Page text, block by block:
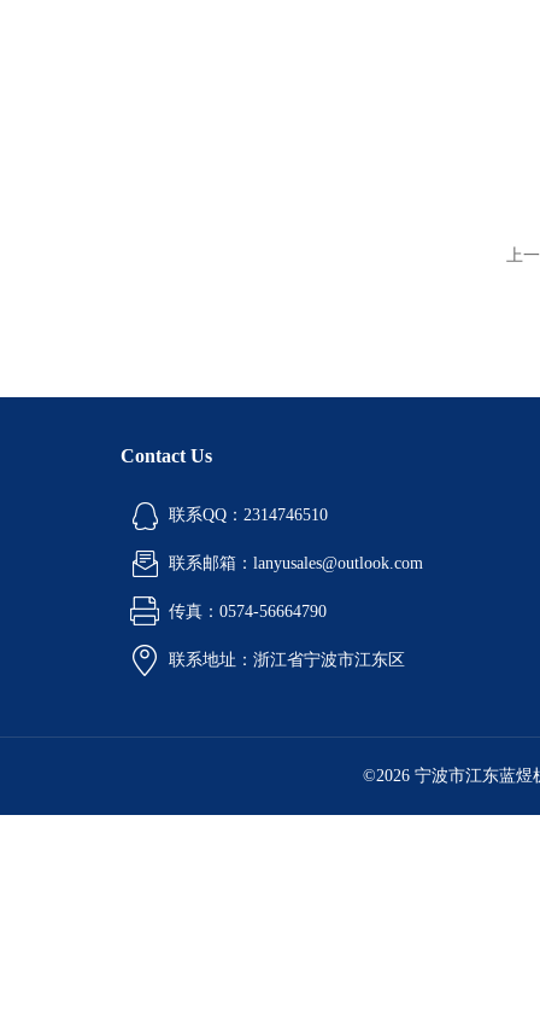
上
Contact Us
联系QQ：2314746510
联系邮箱：lanyusales@outlook.com
传真：0574-56664790
联系地址：浙江省宁波市江东区
©2026 宁波市江东蓝